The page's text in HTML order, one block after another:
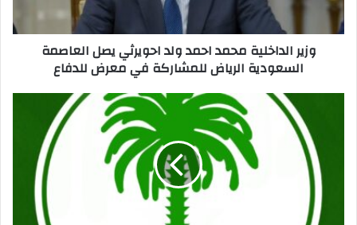
وزير الداخلية محمد احمد ولد احويرثي يصل العاصمة
السعودية الرياض للمشاركة في معرض للدفاع